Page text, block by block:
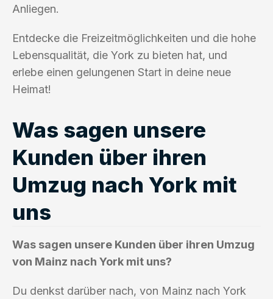
Anliegen.
Entdecke die Freizeitmöglichkeiten und die hohe
Lebensqualität, die York zu bieten hat, und
erlebe einen gelungenen Start in deine neue
Heimat!
Was sagen unsere
Kunden über ihren
Umzug nach York mit
uns
Was sagen unsere Kunden über ihren Umzug
von Mainz nach York mit uns?
Du denkst darüber nach, von Mainz nach York